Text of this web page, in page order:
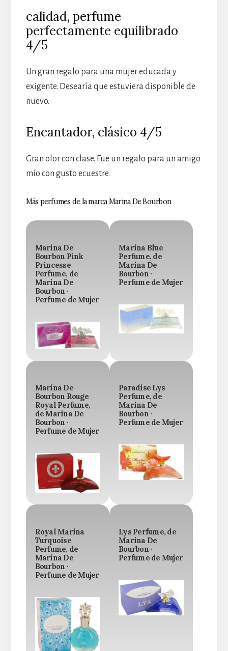
calidad, perfume
perfectamente equilibrado
4/5
Un gran regalo para una mujer educada y
exigente. Desearía que estuviera disponible de
nuevo.
Encantador, clásico 4/5
Gran olor con clase. Fue un regalo para un amigo
mío con gusto ecuestre.
Más perfumes de la marca Marina De Bourbon
Marina De
Bourbon Pink
Princesse
Perfume, de
Marina De
Bourbon ·
Perfume de Mujer
Marina Blue
Perfume, de
Marina De
Bourbon ·
Perfume de Mujer
Marina De
Bourbon Rouge
Royal Perfume,
de Marina De
Bourbon ·
Perfume de Mujer
Paradise Lys
Perfume, de
Marina De
Bourbon ·
Perfume de Mujer
Royal Marina
Turquoise
Perfume, de
Marina De
Bourbon ·
Perfume de Mujer
Lys Perfume, de
Marina De
Bourbon ·
Perfume de Mujer